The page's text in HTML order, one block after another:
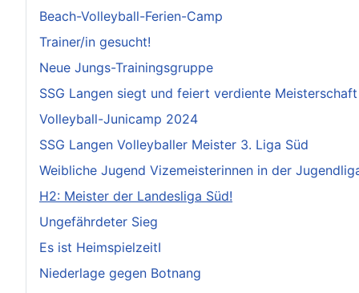
Beach-Volleyball-Ferien-Camp
Trainer/in gesucht!
Neue Jungs-Trainingsgruppe
SSG Langen siegt und feiert verdiente Meisterschaft
Volleyball-Junicamp 2024
SSG Langen Volleyballer Meister 3. Liga Süd
Weibliche Jugend Vizemeisterinnen in der
H2: Meister der Landesliga Süd!
Ungefährdeter Sieg
Es ist HeimspielzeitI
Niederlage gegen Botnang